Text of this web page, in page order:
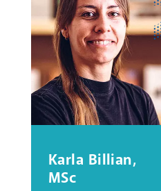
Karla Billian,
MSc